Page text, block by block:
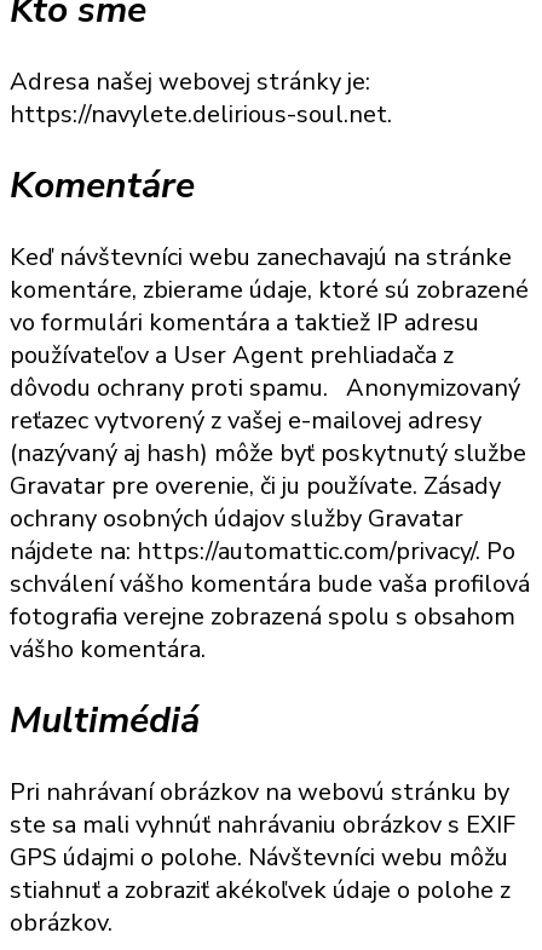
Kto sme
Adresa našej webovej stránky je:
https://navylete.delirious-soul.net.
Komentáre
Keď návštevníci webu zanechavajú na stránke
komentáre, zbierame údaje, ktoré sú zobrazené
vo formulári komentára a taktiež IP adresu
používateľov a User Agent prehliadača z
dôvodu ochrany proti spamu. Anonymizovaný
reťazec vytvorený z vašej e-mailovej adresy
(nazývaný aj hash) môže byť poskytnutý službe
Gravatar pre overenie, či ju používate. Zásady
ochrany osobných údajov služby Gravatar
nájdete na: https://automattic.com/privacy/. Po
schválení vášho komentára bude vaša profilová
fotografia verejne zobrazená spolu s obsahom
vášho komentára.
Multimédiá
Pri nahrávaní obrázkov na webovú stránku by
ste sa mali vyhnúť nahrávaniu obrázkov s EXIF
GPS údajmi o polohe. Návštevníci webu môžu
stiahnuť a zobraziť akékoľvek údaje o polohe z
obrázkov.